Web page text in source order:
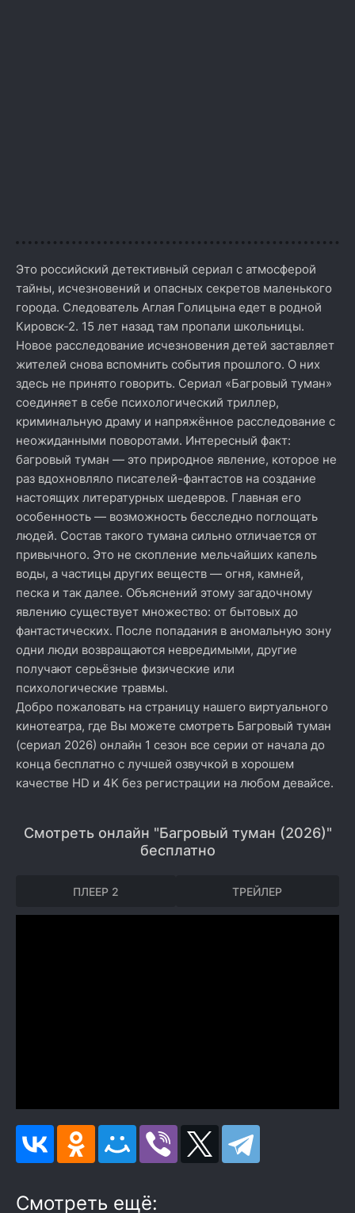
Это российский детективный сериал с атмосферой
тайны, исчезновений и опасных секретов маленького
города. Следователь Аглая Голицына едет в родной
Кировск-2. 15 лет назад там пропали школьницы.
Новое расследование исчезновения детей заставляет
жителей снова вспомнить события прошлого. О них
здесь не принято говорить. Сериал «Багровый туман»
соединяет в себе психологический триллер,
криминальную драму и напряжённое расследование с
неожиданными поворотами. Интересный факт:
багровый туман — это природное явление, которое не
раз вдохновляло писателей-фантастов на создание
настоящих литературных шедевров. Главная его
особенность — возможность бесследно поглощать
людей. Состав такого тумана сильно отличается от
привычного. Это не скопление мельчайших капель
воды, а частицы других веществ — огня, камней,
песка и так далее. Объяснений этому загадочному
явлению существует множество: от бытовых до
фантастических. После попадания в аномальную зону
одни люди возвращаются невредимыми, другие
получают серьёзные физические или
психологические травмы.
Добро пожаловать на страницу нашего виртуального
кинотеатра, где Вы можете смотреть Багровый туман
(сериал 2026) онлайн 1 сезон все серии от начала до
конца бесплатно с лучшей озвучкой в хорошем
качестве HD и 4K без регистрации на любом девайсе.
Смотреть онлайн "Багровый туман (2026)"
бесплатно
ПЛЕЕР 2 ТРЕЙЛЕР
Смотреть ещё: